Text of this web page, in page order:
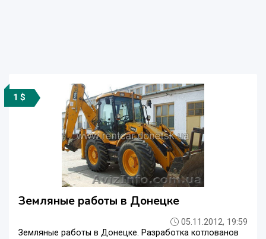
1 $
Земляные работы в Донецке
05.11.2012, 19:59
Земляные работы в Донецке. Разработка котлованов